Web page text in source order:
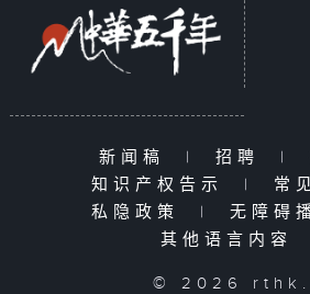
新闻稿 | 招聘 |
知识产权告示
| 常
私隐政策
| 无障碍
其他语言内容
© 2026